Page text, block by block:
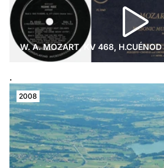
W. A. MOZART, KV 468, H.CUÉNOD
.
2008